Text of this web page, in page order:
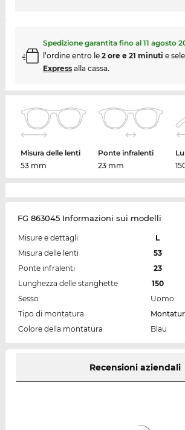
Spedizione garantita fino al 11 agosto
l’ordine entro le 2 ore e 21 minuti e
Expressalla cassa.
Misura delle lenti
53 mm
Ponte infralenti
23 mm
FG 863045 Informazioni sui modelli
Misure e dettagli
L
Misura delle lenti
53
Ponte infralenti
23
Lunghezza delle stanghette
150
Sesso
Uomo
Tipo di montatura
Colore della montatura
Blau
Recensioni aziendali